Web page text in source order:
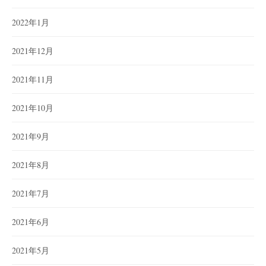
2022年1月
2021年12月
2021年11月
2021年10月
2021年9月
2021年8月
2021年7月
2021年6月
2021年5月